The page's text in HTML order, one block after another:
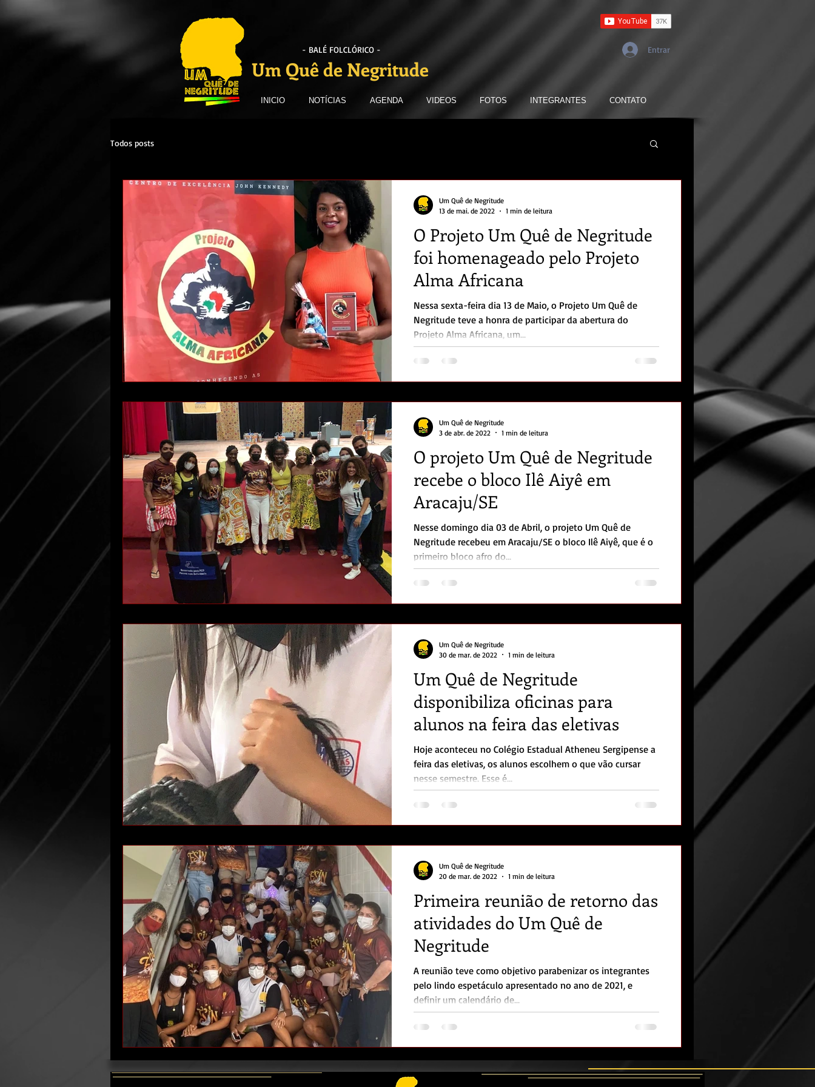
- BALÉ FOLCLÓRICO -
Um Quê de Negritude
Entrar
INICIO NOTÍCIAS AGENDA VIDEOS FOTOS INTEGRANTES CONTATO
Todos posts
O Projeto Um Quê de Negritude
foi homenageado pelo Projeto
Alma Africana
Nessa sexta-feira dia 13 de Maio, o Projeto Um Quê de
Negritude teve a honra de participar da abertura do
Projeto Alma Africana, um...
Um Quê de Negritude
13 de mai. de 2022
1 min de leitura
O projeto Um Quê de Negritude
recebe o bloco Ilê Aiyê em
Aracaju/SE
Nesse domingo dia 03 de Abril, o projeto Um Quê de
Negritude recebeu em Aracaju/SE o bloco Ilê Aiyê, que é o
primeiro bloco afro do...
Um Quê de Negritude
3 de abr. de 2022
1 min de leitura
Um Quê de Negritude
disponibiliza oficinas para
alunos na feira das eletivas
Hoje aconteceu no Colégio Estadual Atheneu Sergipense a
feira das eletivas, os alunos escolhem o que vão cursar
nesse semestre. Esse é...
Um Quê de Negritude
30 de mar. de 2022
1 min de leitura
Primeira reunião de retorno das
atividades do Um Quê de
Negritude
A reunião teve como objetivo parabenizar os integrantes
pelo lindo espetáculo apresentado no ano de 2021, e
definir um calendário de...
Um Quê de Negritude
20 de mar. de 2022
1 min de leitura